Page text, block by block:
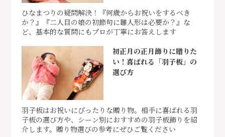
ひなまつりの疑問解決！『何歳からお祝いをするべき
か？』『二人目の娘の初節句に雛人形は必要か？』な
ど、基本的な質問にもプロが丁寧にお答えします
初正月の正月飾りに贈りた
い！喜ばれる「羽子板」の
選び方
羽子板はお祝いにぴったりな贈り物。相手に喜ばれる羽
子板の選び方や、シーン別におすすめの羽子板飾りを紹
介します。贈り物選びの参考にぜひご覧ください